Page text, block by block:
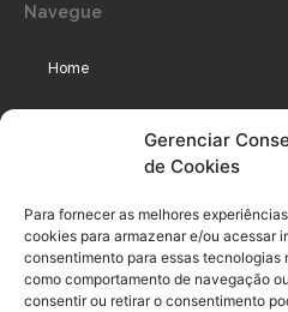
Gerenciar
de Cookies
Para fornecer as melhores
cookies para armazenar e/ou acessar
consentimento para essas tecnologias
como comportamento de navegação
consentir ou retirar o consentimento
Navegue
Home
Podcast
Legal